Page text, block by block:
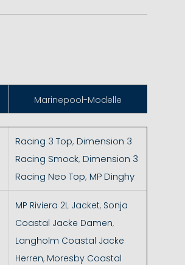
Marinepool-Modelle
Racing 3 Top, Dimension 3
Racing Smock, Dimension 3
Racing Neo Top, MP Dinghy
MP Riviera 2L Jacket, Sonja
Coastal Jacke Damen,
Langholm Coastal Jacke
Herren, Moresby Coastal